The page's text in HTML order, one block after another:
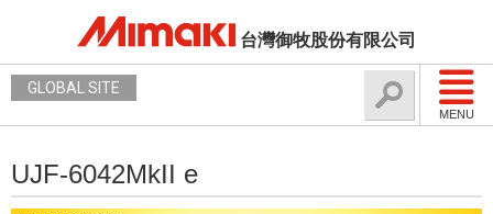
台灣御牧股份有限公司
MENU
GLOBAL SITE
UJF-6042MkII e